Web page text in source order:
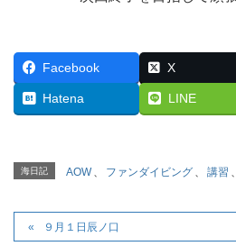
Facebook X
Hatena LINE
海日記 AOW ファンダイビング 講習
９月１日辰ノ口